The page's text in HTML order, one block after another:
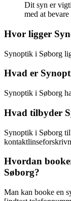
Dit syn er
med at
Hvor ligger
Synoptik i Søborg
Hvad er
Synoptik i Søborg
Hvad tilbyder
Synoptik i Søborg
Hvordan
Søborg?
Man kan booke en